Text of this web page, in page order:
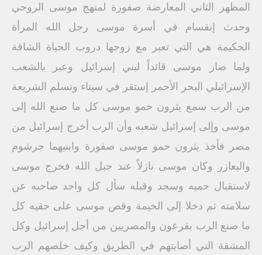
المظهر الثاني المعارضة صفورة لمنهج موسى الروحي
وحدث إنقسام في أسرة موسى رجل الله المرأة
الحكيمة هي التي تعبر مع زوجها دروب الحياة الشاقة
ولما صار موسى قائداً لبني إسرائيل وعبر بالشعب
الإسرائيلي البحر الأحمر إستقر في سيناء وتسلم الشريعة
من الرب سمع يثرون حمو موسى كل ما صنع الله إلى
موسى وإلى إسرائيل شعبه وأن الرب أخرج إسرائيل من
مصر فأخذ يثرون حمو موسى صفورة وابنيهما جرشوم
واليعازر وكان موسى نازلاً عند جبل الله فخرج موسى
لاستقبال حميه وسجد وقبله سأل كل واحد صاحبه عن
سلامته ثم دخلا إلى الخيمة وقص موسى على حقيه كل
ما صنع الرب بفرعون والمصريين من أجل إسرائيل وكل
المشقة التي أصابتهم في الطريق وكيف خلصهم الرب